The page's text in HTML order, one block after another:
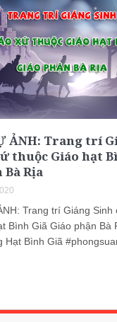
ẢNH: Trang trí
thuộc Giáo hạt
Bà Rịa
Trang trí Giáng Sinh
Bình Giã Giáo phận Bà
Hạt Bình Giã